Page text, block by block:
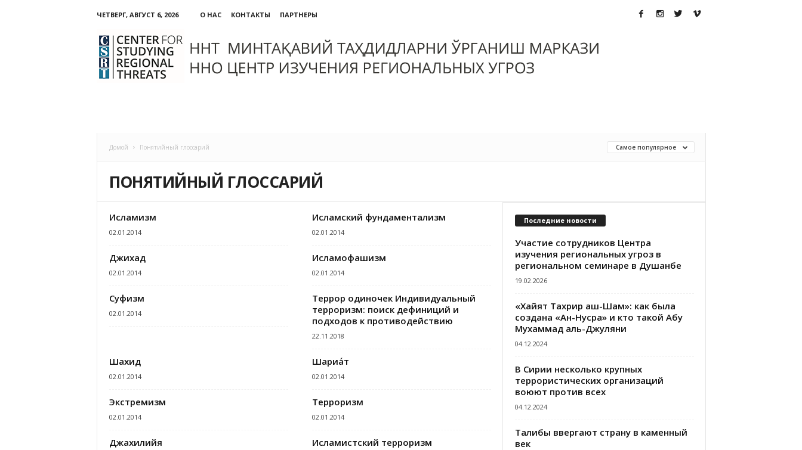
ЧЕТВЕРГ, АВГУСТ 6, 2026 О НАС КОНТАКТЫ
ПАРТНЕРЫ
Центр
изучения
региональных
угроз
Домой Понятийный глоссарий Самое популярное
ПОНЯТИЙНЫЙ ГЛОССАРИЙ
Исламизм
02.01.2014
Исламский фундаментализм
02.01.2014
Джихад
02.01.2014
Исламофашизм
02.01.2014
Суфизм
02.01.2014
Террор одиночек Индивидуальный
терроризм: поиск дефиниций и
подходов к противодействию
22.11.2018
Шахид
02.01.2014
Шариа́т
02.01.2014
Экстремизм
02.01.2014
Терроризм
02.01.2014
Джахилийя Исламистский терроризм
Последние новости
Участие сотрудников Центра
изучения региональных угроз в
региональном семинаре в Душанбе
19.02.2026
«Хайят Тахрир аш-Шам»: как была
создана «Ан-Нусра» и кто такой Абу
Мухаммад аль-Джуляни
04.12.2024
В Сирии несколько крупных
террористических организаций
воюют против всех
04.12.2024
Талибы ввергают страну в каменный
век